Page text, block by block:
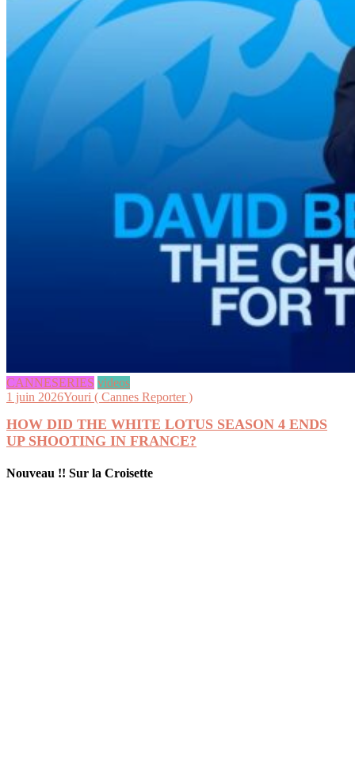
CANNESERIES videos
1 juin 2026Youri ( Cannes Reporter )
HOW DID THE WHITE LOTUS SEASON 4 ENDS
UP SHOOTING IN FRANCE?
Nouveau !! Sur la Croisette